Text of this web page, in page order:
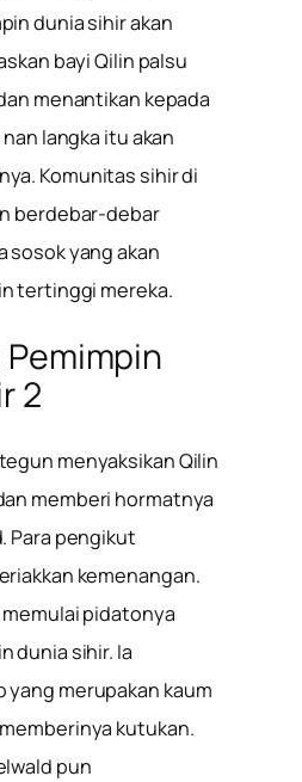
dunia sihir akan
bayi Qilin palsu
menantikan kepada
langka itu akan
Komunitas sihir di
berdebar-debar
sosok yang akan
tertinggi mereka.
2
menyaksikan Qilin
memberi hormatnya
Para pengikut
kemenangan.
memulai pidatonya
dunia sihir. Ia
yang merupakan kaum
kutukan.
pun